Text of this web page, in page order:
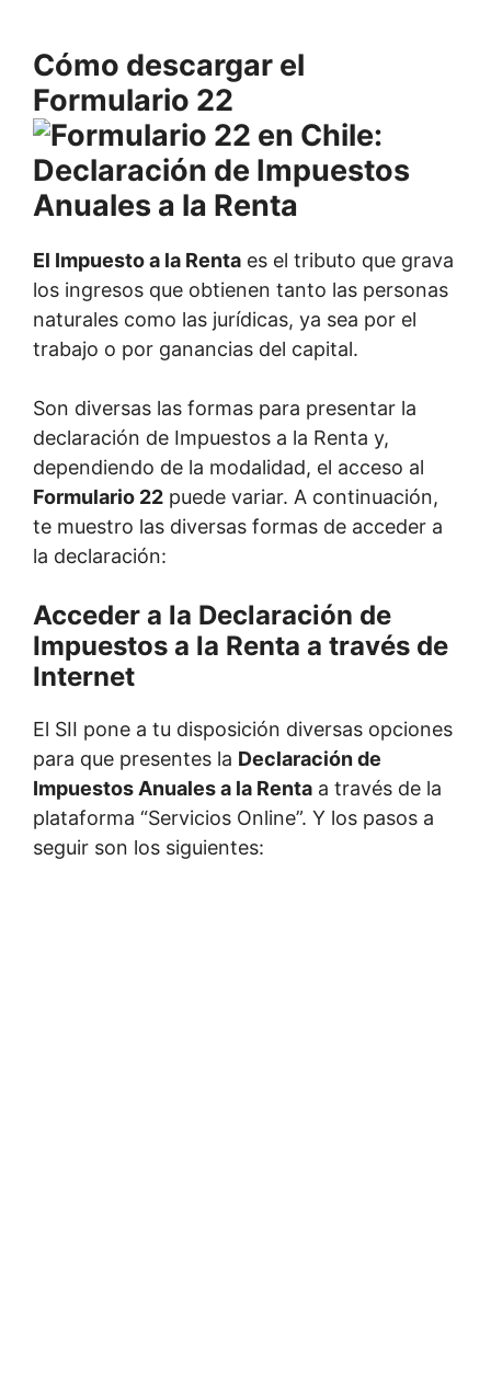
Cómo descargar el
Formulario 22
El Impuesto a la Renta es el tributo que grava
los ingresos que obtienen tanto las personas
naturales como las jurídicas, ya sea por el
trabajo o por ganancias del capital.
Son diversas las formas para presentar la
declaración de Impuestos a la Renta y,
dependiendo de la modalidad, el acceso al
Formulario 22 puede variar. A continuación,
te muestro las diversas formas de acceder a
la declaración:
Acceder a la Declaración de
Impuestos a la Renta a través de
Internet
El SII pone a tu disposición diversas opciones
para que presentes la Declaración de
Impuestos Anuales a la Renta a través de la
plataforma “Servicios Online”. Y los pasos a
seguir son los siguientes: